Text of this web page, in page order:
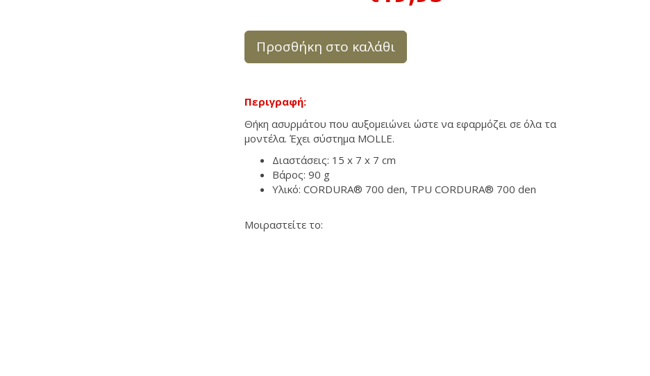
Προσθήκη στο καλάθι
Περιγραφή:
Θήκη ασυρμάτου που αυξομειώνει ώστε να εφαρμόζει σε όλα τα
μοντέλα. Έχει σύστημα MOLLE.
Διαστάσεις: 15 x 7 x 7 cm
Βάρος: 90 g
Υλικό: CORDURA® 700 den, TPU CORDURA® 700 den
Μοιραστείτε το: